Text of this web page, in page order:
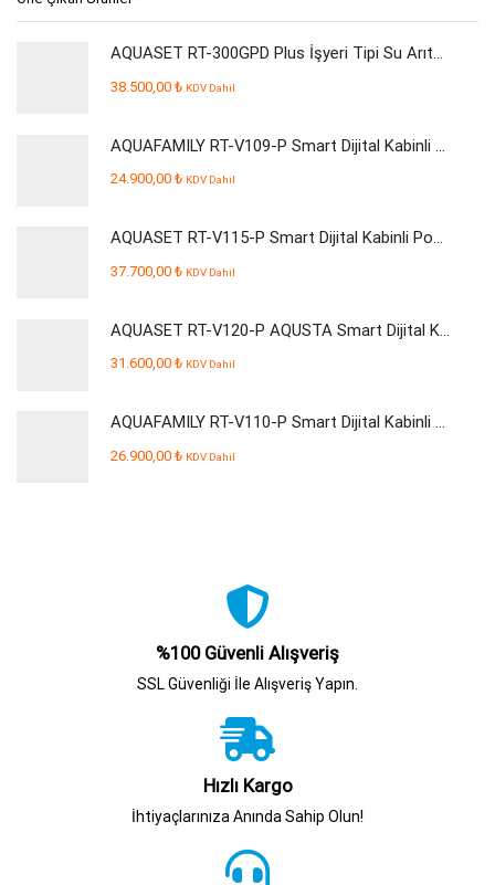
AQUASET RT-300GPD Plus İşyeri Tipi Su Arıtma Cihazı
38.500,00 ₺ KDV Dahil
AQUAFAMILY RT-V109-P Smart Dijital Kabinli Pompalı Su Arıtma Cihazı
24.900,00 ₺ KDV Dahil
AQUASET RT-V115-P Smart Dijital Kabinli Pompalı Su Arıtma Cihazı
37.700,00 ₺ KDV Dahil
AQUASET RT-V120-P AQUSTA Smart Dijital Kabinli Pompalı Su Arıtma Cihazı
31.600,00 ₺ KDV Dahil
AQUAFAMILY RT-V110-P Smart Dijital Kabinli Pompalı Su Arıtma Cihazı
26.900,00 ₺ KDV Dahil
%100 Güvenli Alışveriş
SSL Güvenliği İle Alışveriş Yapın.
Hızlı Kargo
İhtiyaçlarınıza Anında Sahip Olun!